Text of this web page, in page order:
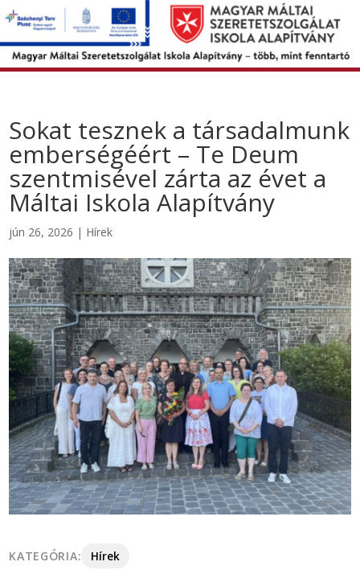
Sokat tesznek a társadalmunk
emberségéért – Te Deum
szentmisével zárta az évet a
Máltai Iskola Alapítvány
jún 26, 2026 | Hírek
KATEGÓRIA: Hírek